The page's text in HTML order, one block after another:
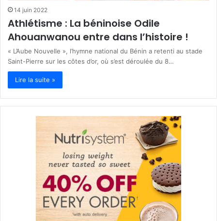
14 juin 2022
Athlétisme : La béninoise Odile
Ahouanwanou entre dans l’histoire !
« L’Aube Nouvelle », l’hymne national du Bénin a retenti au stade
Saint-Pierre sur les côtes d’or, où s’est déroulée du 8…
Lire la suite »